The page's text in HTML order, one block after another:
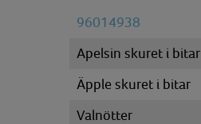
96014938
Apelsin skuret i bitar
Äpple skuret i bitar
Valnötter